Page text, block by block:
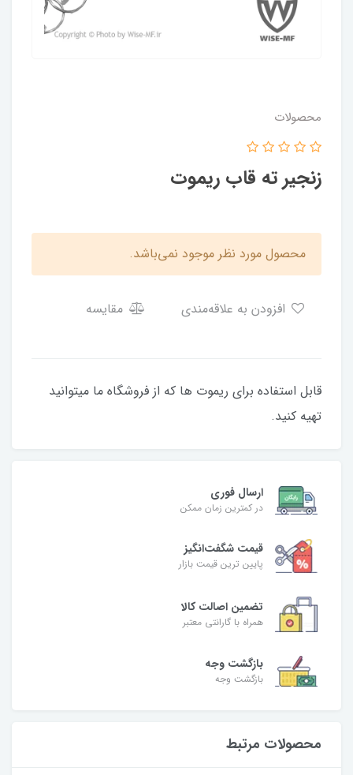
محصولات
زنجیر ته قاب ریموت
محصول مورد نظر موجود نمی‌باشد.
مقایسه
قابل استفاده برای ریموت ها که از فروشگاه ما میتوانید
تهیه کنید.
ارسال فوری
در کمترین زمان ممکن
قیمت شگفت‌انگیز
پایین ترین قیمت بازار
تضمین اصالت کالا
همراه با گارانتی معتبر
بازگشت وجه
بازگشت وجه
محصولات مرتبط